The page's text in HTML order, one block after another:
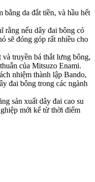
da đắt tiền, và hầu hết
rằng nếu dây đai bông có
sẽ đóng góp rất nhiều cho
và truyền bá thắt lưng bông,
của Mitsuzo Enami.
nhiệm thành lập Bando,
đai bông trong các ngành
sản xuất dây đai cao su
mới kể từ thời điểm